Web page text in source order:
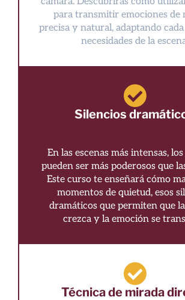
para transmitir emociones de
precisa y natural, adaptando cada
necesidades de la
Técnica de mirada
Silencios
En las escenas más intensas,
pueden ser más poderosos que
Este curso te enseñará cómo
momentos de quietud, esos
dramáticos que permiten que
crezca y la emoción se